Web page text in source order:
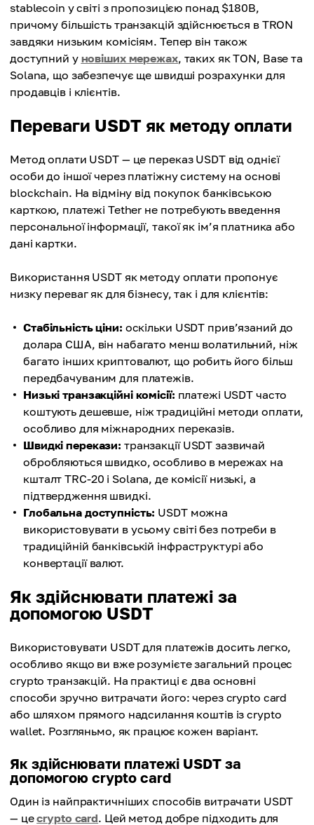
stablecoin у світі з пропозицією понад $180B,
причому більшість транзакцій здійснюється в TRON
завдяки низьким комісіям. Тепер він також
доступний у новіших мережах, таких як TON, Base та
Solana, що забезпечує ще швидші розрахунки для
продавців і клієнтів.
Переваги USDT як методу оплати
Метод оплати USDT — це переказ USDT від однієї
особи до іншої через платіжну систему на основі
blockchain. На відміну від покупок банківською
карткою, платежі Tether не потребують введення
персональної інформації, такої як ім’я платника або
дані картки.
Використання USDT як методу оплати пропонує
низку переваг як для бізнесу, так і для клієнтів:
Стабільність ціни: оскільки USDT прив’язаний до
долара США, він набагато менш волатильний, ніж
багато інших криптовалют, що робить його більш
передбачуваним для платежів.
Низькі транзакційні комісії: платежі USDT часто
коштують дешевше, ніж традиційні методи оплати,
особливо для міжнародних переказів.
Швидкі перекази: транзакції USDT зазвичай
обробляються швидко, особливо в мережах на
кшталт TRC-20 і Solana, де комісії низькі, а
підтвердження швидкі.
Глобальна доступність: USDT можна
використовувати в усьому світі без потреби в
традиційній банківській інфраструктурі або
конвертації валют.
Як здійснювати платежі за
допомогою USDT
Використовувати USDT для платежів досить легко,
особливо якщо ви вже розумієте загальний процес
crypto транзакцій. На практиці є два основні
способи зручно витрачати його: через crypto card
або шляхом прямого надсилання коштів із crypto
wallet. Розгляньмо, як працює кожен варіант.
Як здійснювати платежі USDT за
допомогою crypto card
Один із найпрактичніших способів витрачати USDT
— цеcrypto card. Цей метод добре підходить для